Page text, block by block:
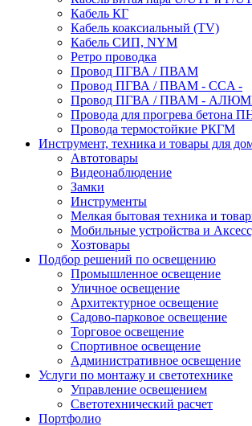
Кабель КГ
Кабель коаксиальный (TV)
Кабель СИП, NYM
Ретро проводка
Провод ПГВА / ПВАМ
Провод ПГВА / ПВАМ - CCA -
Провод ПГВА / ПВАМ -
Провода для прогрева бетона
Провода термостойкие РКГМ
Инструмент, техника и товары для
Автотовары
Видеонаблюдение
Замки
Инструменты
Мелкая бытовая техника и
Мобильные устройства и
Хозтовары
Подбор решений по освещению
Промышленное освещение
Уличное освещение
Архитектурное освещение
Садово-парковое освещение
Торговое освещение
Спортивное освещение
Административное освещение
Услуги по монтажу и светотехнике
Управление освещением
Светотехнический расчет
Портфолио